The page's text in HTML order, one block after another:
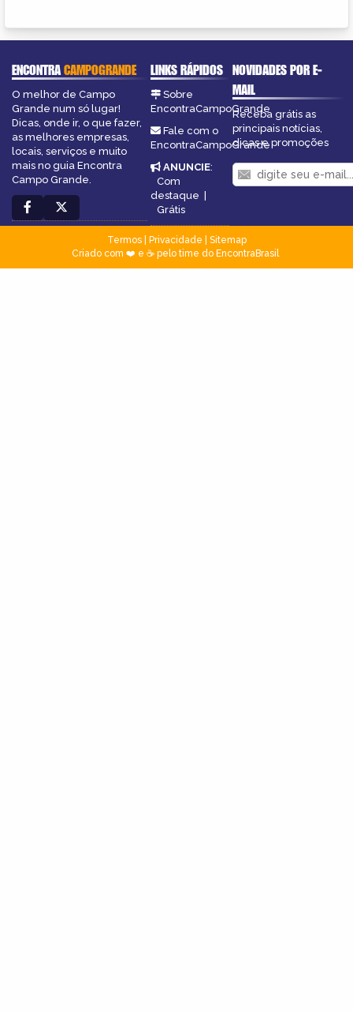
ENCONTRACAMPOGRANDE
O melhor de Campo
Grande num só lugar!
Dicas, onde ir, o que fazer,
as melhores empresas,
locais, serviços e muito
mais no guia Encontra
Campo Grande.
LINKS RÁPIDOS
Sobre
EncontraCampoGrande
Fale com o
EncontraCampoGrande
ANUNCIE:
Com
destaque |
Grátis
NOVIDADES POR E-
MAIL
Receba grátis as
principais notícias,
dicas e promoções
Termos| Privacidade
Sitemap
Criado com ❤️ e ☕ pelo time do EncontraBrasil